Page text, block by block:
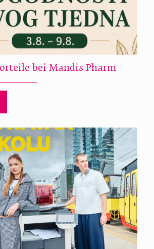
bei Mandis Pharm